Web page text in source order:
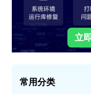
立
常用分类